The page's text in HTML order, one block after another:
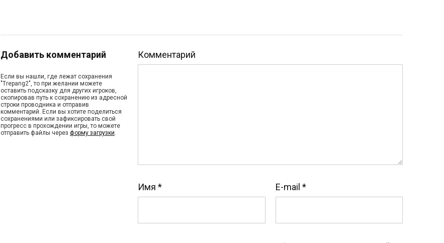
Добавить комментарий
Если вы нашли, где лежат сохранения
"Trepang2", то при желании можете
оставить подсказку для других игроков,
скопировав путь к сохранению из адресной
строки проводника и отправив
комментарий. Если вы хотите поделиться
сохранениями или зафиксировать свой
прогресс в прохождении игры, то можете
отправить файлы через форму загрузки.
Комментарий
Имя * E-mail *